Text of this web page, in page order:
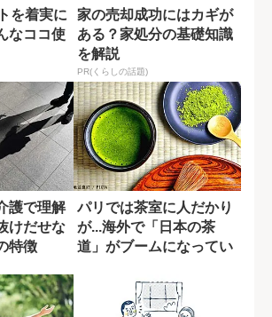
を着実に
なココ使
家の売却成功にはカギが
ある？家処分の基礎知識
を解説
PR(くらしの話題)
護で理解
けだせな
特徴
パリでは茶室に人だかり
が...海外で「日本の茶
道」がブームになってい